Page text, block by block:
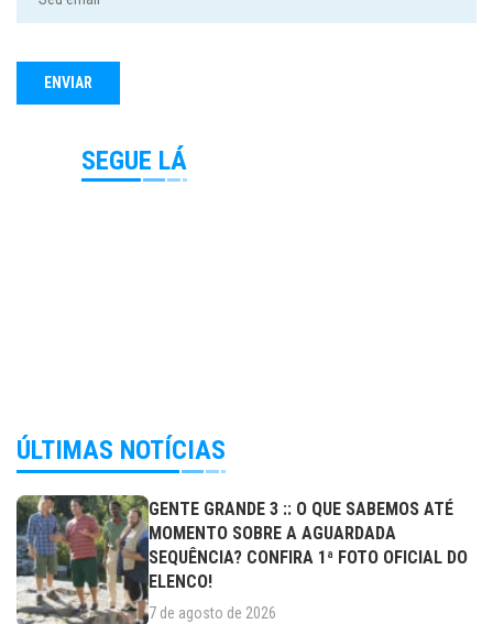
SEGUE LÁ
ÚLTIMAS NOTÍCIAS
GENTE GRANDE 3 :: O QUE SABEMOS ATÉ
MOMENTO SOBRE A AGUARDADA
SEQUÊNCIA? CONFIRA 1ª FOTO OFICIAL DO
ELENCO!
7 de agosto de 2026